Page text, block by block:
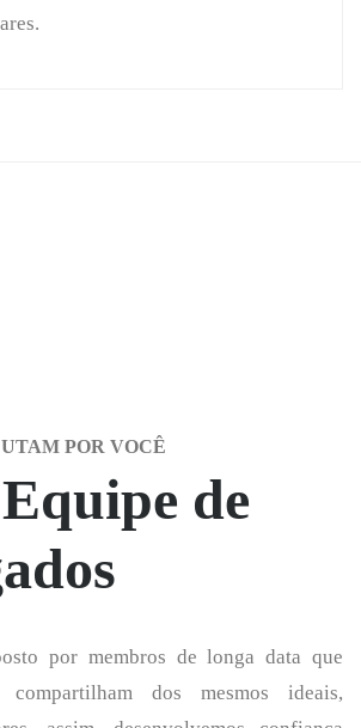
POR VOCÊ
de
por membros de longa data que
dos mesmos ideais,